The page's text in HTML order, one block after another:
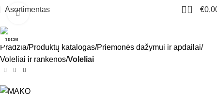
Asortimentas 0 €
10CM
Click to enlarge
Pradžia Produktų katalogas Priemonės dažymui ir apdailai
Voleliai ir rankenos Voleliai